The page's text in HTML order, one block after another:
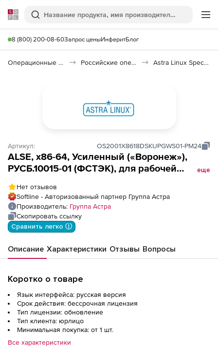
Softline
Поиск
8 (800) 200-08-60Запрос ценыИнферитБлог
Операционные системы Российские операционные системы (Импортозамещение) Astra Linux Special Edition
Артикул: OS2001X8618DSKUPGWS01-PM24
ALSE, х86-64, Усиленный («Воронеж»),
РУСБ.10015-01 (ФСТЭК), для рабочей
(«Воронеж»), РУСБ.10015-01 (ФСТЭК), диск,
для рабочей станции, на срок действия
исключительного права, с
вкл.обновлениями Тип 2 на 24 мес.
еще
Нет отзывов
Softline - Авторизованный партнер Группа Астра
Производитель: Группа Астра
Скопировать ссылку
Сравнить легко ⓘ
Описание Характеристики Отзывы Вопросы
Коротко о товаре
Язык интерфейса: русская версия
Срок действия: бессрочная лицензия
Тип лицензии: обновление
Тип клиента: юрлицо
Минимальная покупка: от 1 шт.
Все характеристики